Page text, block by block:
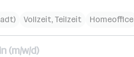
Vollzeit, Teilzeit Homeoffice
(m/w/d)